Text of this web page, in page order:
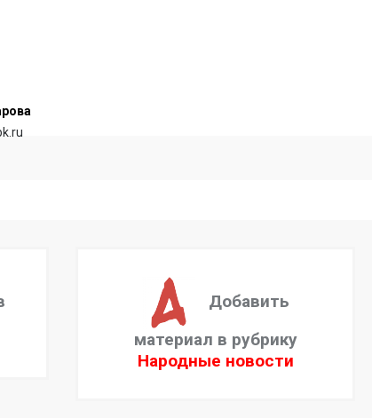
Добавить
материал в рубрику
Народные новости